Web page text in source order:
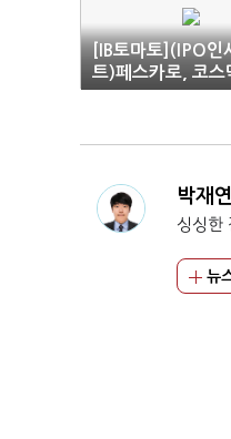
[IB토마토](IPO인
트)페스카로, 코스
전장…글로벌 경쟁
박재연
싱싱한
뉴